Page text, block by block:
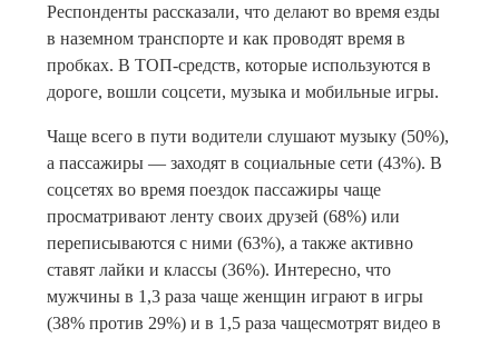
Респонденты рассказали, что делают во время езды
в наземном транспорте и как проводят время в
пробках. В ТОП-средств, которые используются в
дороге, вошли соцсети, музыка и мобильные игры.
Чаще всего в пути водители слушают музыку (50%),
а пассажиры — заходят в социальные сети (43%). В
соцсетях во время поездок пассажиры чаще
просматривают ленту своих друзей (68%) или
переписываются с ними (63%), а также активно
ставят лайки и классы (36%). Интересно, что
мужчины в 1,3 раза чаще женщин играют в игры
(38% против 29%) и в 1,5 раза чащесмотрят видео в